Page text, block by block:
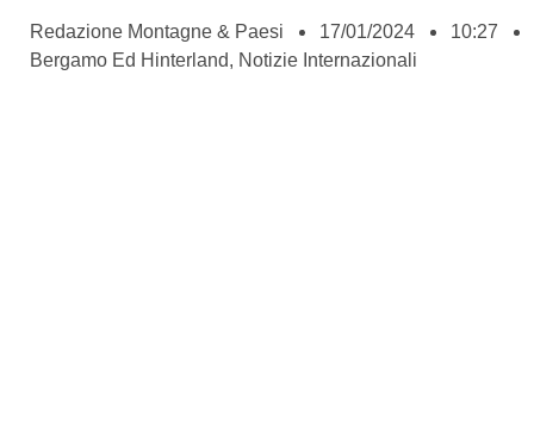
Redazione Montagne & Paesi 17/01/2024
10:27
Bergamo Ed Hinterland, Notizie Internazionali